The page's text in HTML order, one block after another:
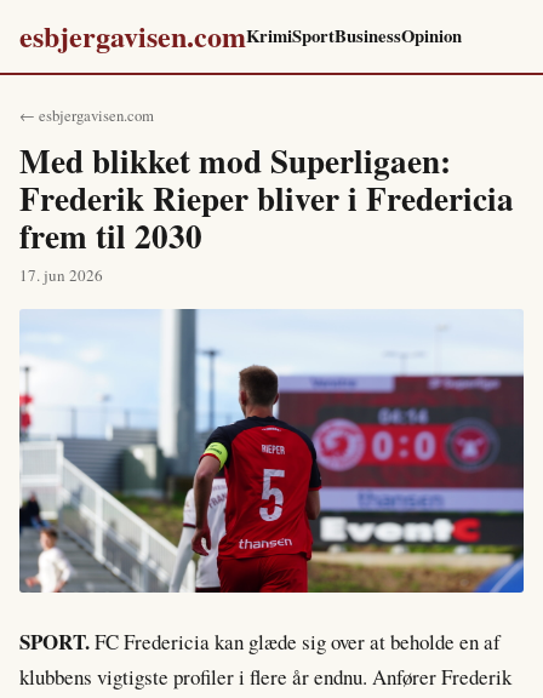
esbjergavisen.comKrimiSportBusinessOpinion
← esbjergavisen.com
Med blikket mod Superligaen:
Frederik Rieper bliver i Fredericia
frem til 2030
17. jun 2026
SPORT.FC Fredericia kan glæde sig over at beholde en af
klubbens vigtigste profiler i flere år endnu. Anfører Frederik